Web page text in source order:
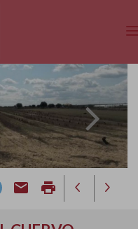
email print